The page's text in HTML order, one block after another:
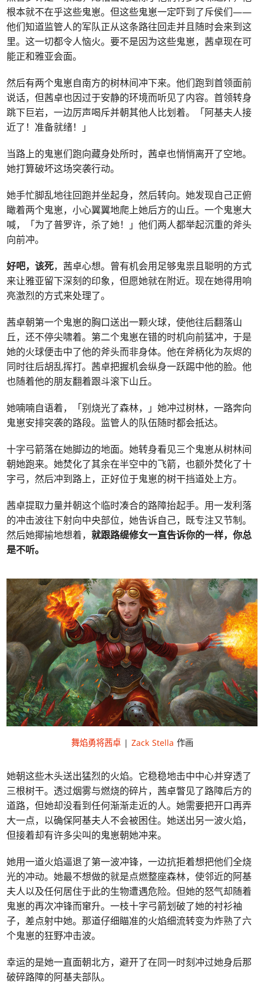
根本就不在乎这些鬼崽。但这些鬼崽一定吓到了斥侯们——
他们知道监管人的军队正从这条路往回走并且随时会来到这
里。这一切都令人恼火。要不是因为这些鬼崽，茜卓现在可
能正和雅亚会面。
然后有两个鬼崽自南方的树林间冲下来。他们跑到首领面前
说话，但茜卓也因过于安静的环境而听见了内容。首领转身
跳下巨岩，一边厉声喝斥并朝其他人比划着。「阿基夫人接
近了！准备就绪！」
当路上的鬼崽们跑向藏身处所时，茜卓也悄悄离开了空地。
她打算破坏这场突袭行动。
她手忙脚乱地往回跑并坐起身，然后转向。她发现自己正俯
瞰着两个鬼崽，小心翼翼地爬上她后方的山丘。一个鬼崽大
喊，「为了普罗许，杀了她！」他们两人都举起沉重的斧头
向前冲。
好吧，该死，茜卓心想。曾有机会用足够鬼祟且聪明的方式
来让雅亚留下深刻的印象，但愿她就在附近。现在她得用响
亮激烈的方式来处理了。
茜卓朝第一个鬼崽的胸口送出一颗火球，使他往后翻落山
丘，还不停尖啸着。第二个鬼崽在错的时机向前猛冲，于是
她的火球便击中了他的斧头而非身体。他在斧柄化为灰烬的
同时往后胡乱挥打。茜卓把握机会纵身一跃踢中他的脸。他
也随着他的朋友翻着跟斗滚下山丘。
她喃喃自语着，「别烧光了森林，」她冲过树林，一路奔向
鬼崽安排突袭的路段。监管人的队伍随时都会抵达。
十字弓箭落在她脚边的地面。她转身看见三个鬼崽从树林间
朝她跑来。她焚化了其余在半空中的飞箭，也额外焚化了十
字弓，然后冲到路上，正好位于鬼崽的树干挡道处上方。
茜卓提取力量并朝这个临时凑合的路障抬起手。用一发利落
的冲击波往下射向中央部位，她告诉自己，既专注又节制。
然后她揶揄地想着，就跟路缇修女一直告诉你的一样，你总
是不听。
舞焰勇将茜卓| Zack Stella 作画
她朝这些木头送出猛烈的火焰。它稳稳地击中中心并穿透了
三根树干。透过烟雾与燃烧的碎片，茜卓瞥见了路障后方的
道路，但她却没看到任何渐渐走近的人。她需要把开口再弄
大一点，以确保阿基夫人不会被困住。她送出另一波火焰，
但接着却有许多尖叫的鬼崽朝她冲来。
她用一道火焰逼退了第一波冲锋，一边抗拒着想把他们全烧
光的冲动。她最不想做的就是点燃整座森林，使邻近的阿基
夫人以及任何居住于此的生物遭遇危险。但她的怒气却随着
鬼崽的再次冲锋而窜升。一枝十字弓箭划破了她的衬衫袖
子，差点射中她。那道仔细瞄准的火焰细流转变为炸熟了六
个鬼崽的狂野冲击波。
幸运的是她一直面朝北方，避开了在同一时刻冲过她身后那
破碎路障的阿基夫部队。